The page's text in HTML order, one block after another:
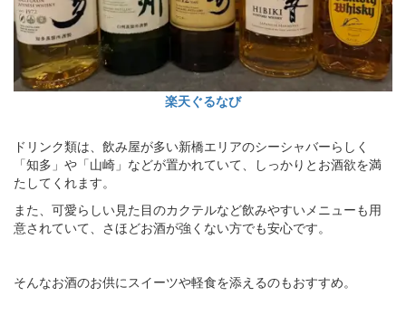
楽天ぐるなび
ドリンク類は、飲み屋が多い新橋エリアのシーシャバーらしく
「知多」や「山崎」などが置かれていて、しっかりとお酒欲を満
たしてくれます。
また、可愛らしい見た目のカクテルなど飲みやすいメニューも用
意されていて、さほどお酒が強くない方でも安心です。
そんなお酒のお供にスイーツや軽食を添えるのもおすすめ。